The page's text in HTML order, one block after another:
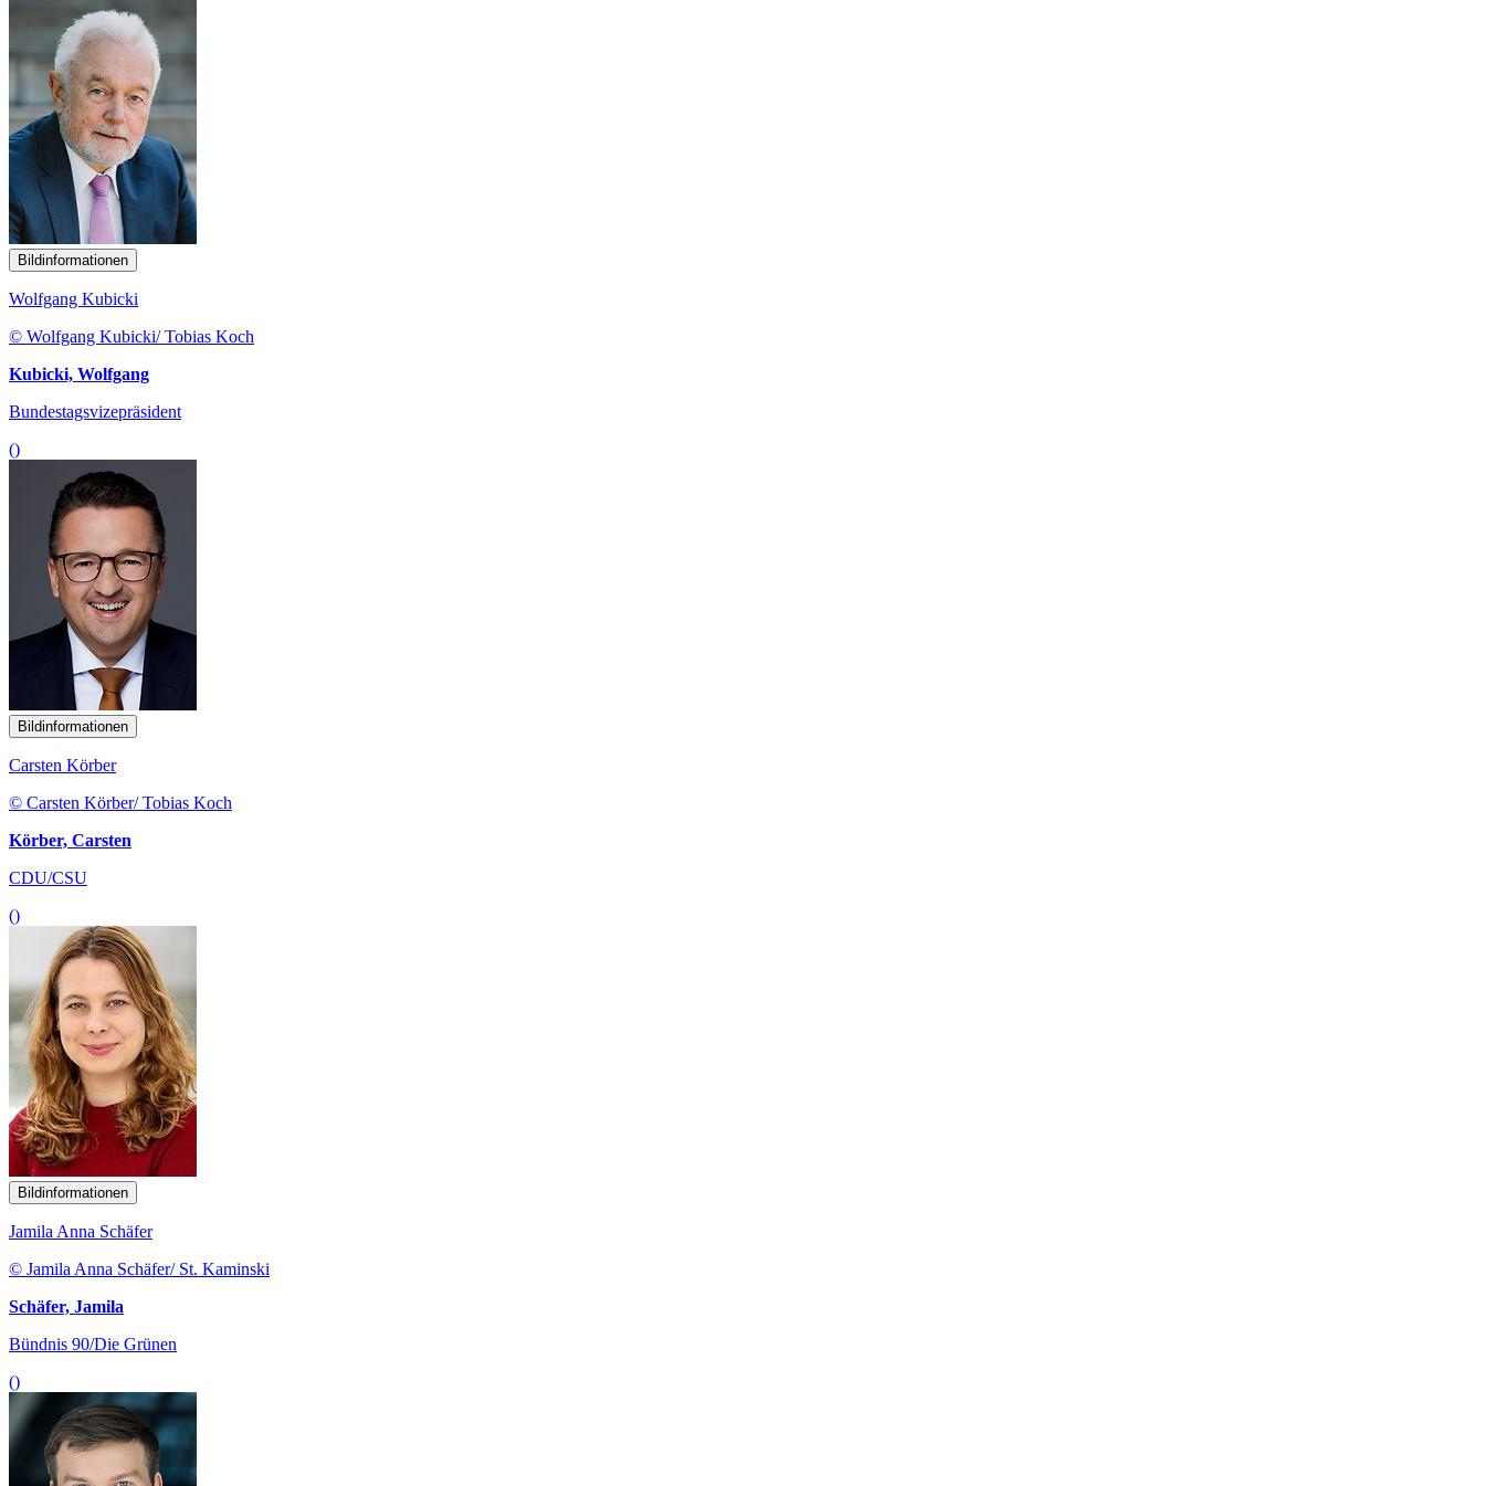
Bildinformationen
Wolfgang Kubicki
© Wolfgang Kubicki/ Tobias Koch
Kubicki, Wolfgang
Bundestagsvizepräsident
()
Bildinformationen
Carsten Körber
© Carsten Körber/ Tobias Koch
Körber, Carsten
CDU/CSU
()
Bildinformationen
Jamila Anna Schäfer
© Jamila Anna Schäfer/ St. Kaminski
Schäfer, Jamila
Bündnis 90/Die Grünen
()